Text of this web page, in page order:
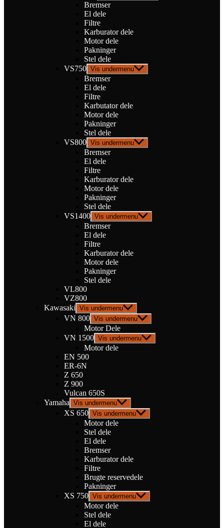
Bremser
El dele
Filtre
Karburator dele
Motor dele
Pakninger
Stel dele
VS750 Vis undermenu
Bremser
El dele
Filtre
Karbutator dele
Motor dele
Pakninger
Stel dele
VS800 Vis undermenu
Bremser
El dele
Filtre
Karburator dele
Motor dele
Pakninger
Stel dele
VS1400 Vis undermenu
Bremser
El dele
Filtre
Karburator dele
Motor dele
Pakninger
Stel dele
VL800
VZ800
Kawasaki Vis undermenu
VN 800 Vis undermenu
Motor Dele
VN 1500 Vis undermenu
Motor dele
EN 500
ER-6N
Z 650
Z 900
Vulcan 650S
Yamaha Vis undermenu
XS 650 Vis undermenu
Motor dele
Stel dele
El dele
Bremser
Karburator dele
Filtre
Brugte reservedele
Pakninger
XS 750 Vis undermenu
Motor dele
Stel dele
El dele